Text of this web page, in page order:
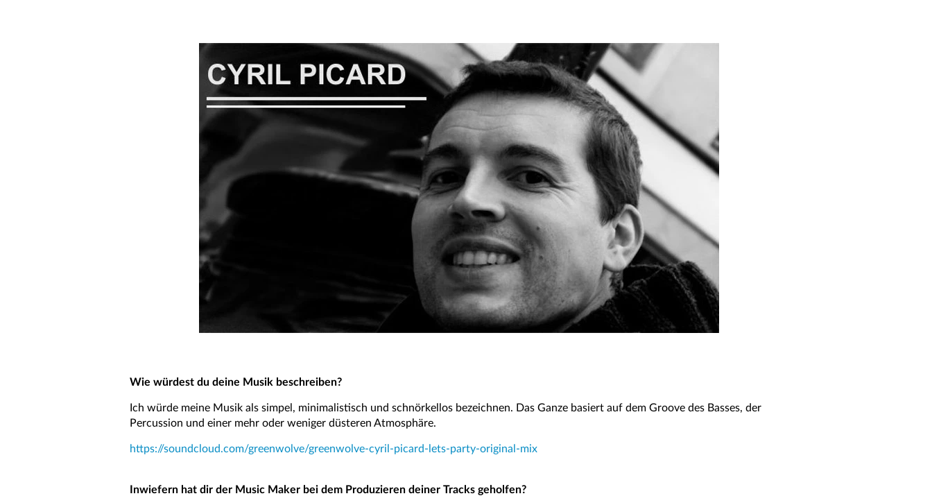
Wie würdest du deine Musik beschreiben?
Ich würde meine Musik als simpel, minimalistisch und schnörkellos bezeichnen. Das Ganze basiert auf dem Groove des Basses, der
Percussion und einer mehr oder weniger düsteren Atmosphäre.
https://soundcloud.com/greenwolve/greenwolve-cyril-picard-lets-party-original-mix
Inwiefern hat dir der Music Maker bei dem Produzieren deiner Tracks geholfen?